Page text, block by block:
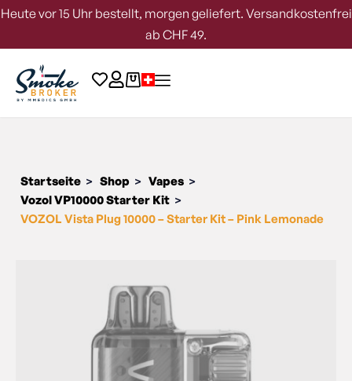
Heute vor 15 Uhr bestellt, morgen geliefert. Versandkostenfrei
ab CHF 49.
Startseite > Shop > Vapes >
Vozol VP10000 Starter Kit >
VOZOL Vista Plug 10000 – Starter Kit – Pink Lemonade